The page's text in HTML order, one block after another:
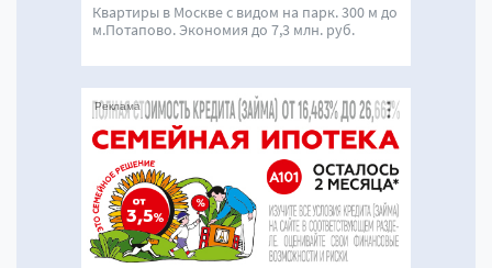
Квартиры в Москве с видом на парк. 300 м до
м.Потапово. Экономия до 7,3 млн. руб.
Реклама